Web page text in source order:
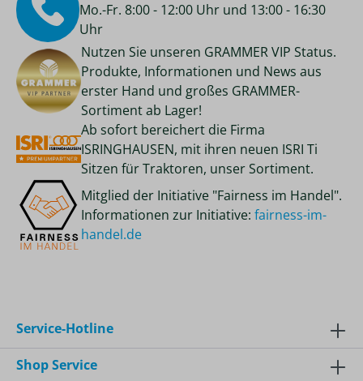
Mo.-Fr. 8:00 - 12:00 Uhr und 13:00 - 16:30
Uhr
Nutzen Sie unseren GRAMMER VIP Status.
Produkte, Informationen und News aus
erster Hand und großes GRAMMER-
Sortiment ab Lager!
Ab sofort bereichert die Firma
ISRINGHAUSEN, mit ihren neuen ISRI Ti
Sitzen für Traktoren, unser Sortiment.
Mitglied der Initiative "Fairness im Handel".
Informationen zur Initiative: fairness-im-
handel.de
Service-Hotline
Shop Service